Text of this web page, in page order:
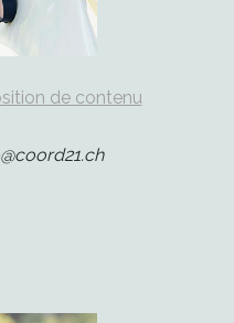
de contenu